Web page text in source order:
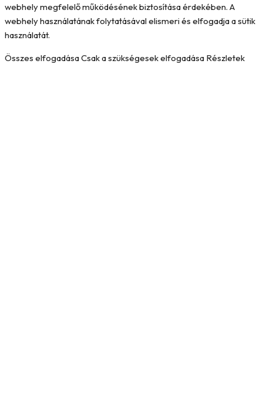
webhely megfelelő működésének biztosítása érdekében. A
webhely használatának folytatásával elismeri és elfogadja a sütik
használatát.
Összes elfogadásaCsak a szükségesek elfogadása Részletek